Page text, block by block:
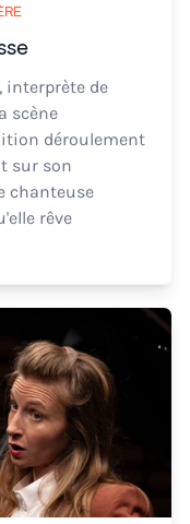
interprète de
scène
déroulement
sur son
chanteuse
rêve